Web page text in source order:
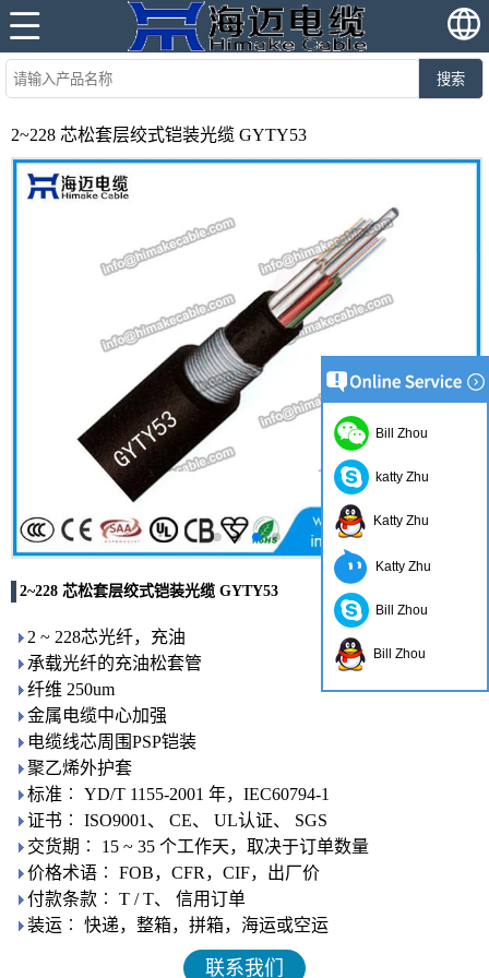
搜索
2~228 芯松套层绞式铠装光缆 GYTY53
2~228 芯松套层绞式铠装光缆 GYTY53
2 ~ 228芯光纤，充油
承载光纤的充油松套管
纤维 250um
金属电缆中心加强
电缆线芯周围PSP铠装
聚乙烯外护套
标准︰ YD/T 1155-2001 年，IEC60794-1
证书︰ ISO9001、 CE、 UL认证、 SGS
交货期︰ 15 ~ 35 个工作天，取决于订单数量
价格术语︰ FOB，CFR，CIF，出厂价
付款条款︰ T / T、 信用订单
装运︰ 快递，整箱，拼箱，海运或空运
联系我们
Bill Zhou
katty Zhu
Katty Zhu
Katty Zhu
Bill Zhou
Bill Zhou